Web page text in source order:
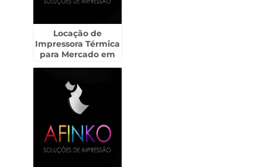
Locação de
Impressora Térmica
para Mercado em